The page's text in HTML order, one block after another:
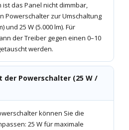
das Panel nicht dimmbar,
Powerschalter zur Umschaltung
und 25 W (5.000 lm). Für
der Treiber gegen einen 0–10
werden.
der Powerschalter (25 W /
können Sie die
25 W für maximale